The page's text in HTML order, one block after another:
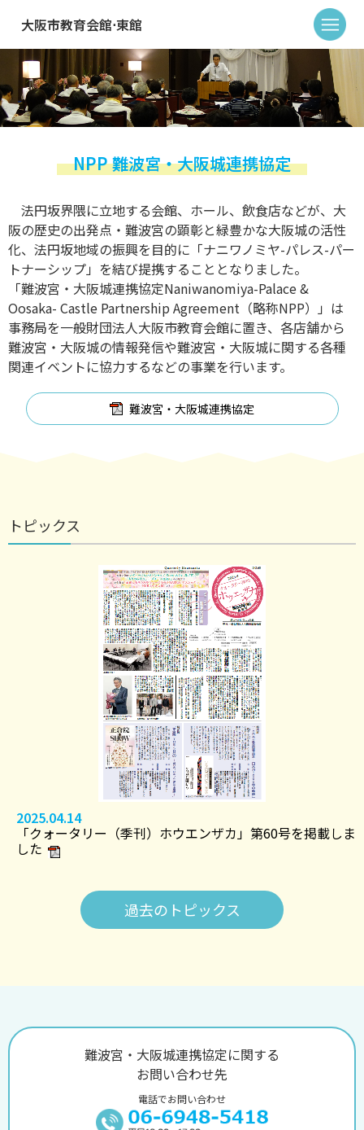
大阪市教育会館⋅東館
NPP 難波宮・大阪城連携協定
法円坂界隈に立地する会館、ホール、飲食店などが、大
阪の歴史の出発点・難波宮の顕彰と緑豊かな大阪城の活性
化、法円坂地域の振興を目的に「ナニワノミヤ-パレス-パー
トナーシップ」を結び提携することとなりました。
「難波宮・大阪城連携協定Naniwanomiya-Palace &
Oosaka- Castle Partnership Agreement（略称NPP）」は
事務局を一般財団法人大阪市教育会館に置き、各店舗から
難波宮・大阪城の情報発信や難波宮・大阪城に関する各種
関連イベントに協力するなどの事業を行います。
難波宮・大阪城連携協定
トピックス
2025.04.14
「クォータリー（季刊）ホウエンザカ」第60号を掲載しま
した
過去のトピックス
難波宮・大阪城連携協定に関する
お問い合わせ先
電話でお問い合わせ